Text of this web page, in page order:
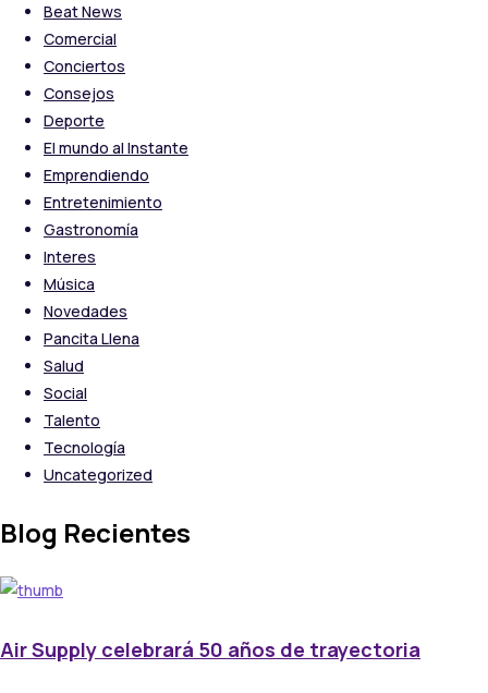
Beat News
Comercial
Conciertos
Consejos
Deporte
El mundo al Instante
Emprendiendo
Entretenimiento
Gastronomía
Interes
Música
Novedades
Pancita Llena
Salud
Social
Talento
Tecnología
Uncategorized
Blog Recientes
Air Supply celebrará 50 años de trayectoria